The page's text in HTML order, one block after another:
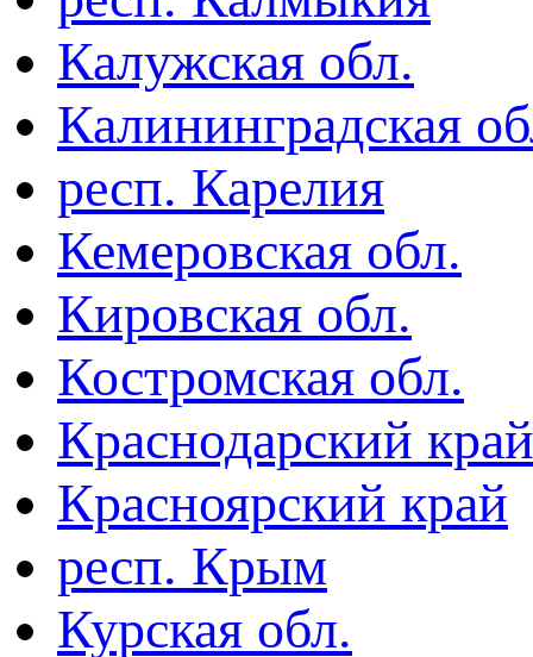
Калужская обл.
Калининградская
респ. Карелия
Кемеровская обл.
Кировская обл.
Костромская обл.
Краснодарский край
Красноярский край
респ. Крым
Курская обл.